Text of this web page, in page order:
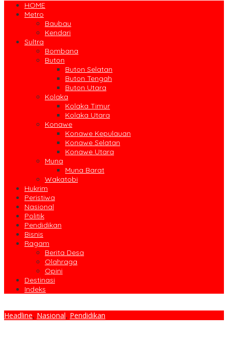
HOME
Metro
Baubau
Kendari
Sultra
Bombana
Buton
Buton Selatan
Buton Tengah
Buton Utara
Kolaka
Kolaka Timur
Kolaka Utara
Konawe
Konawe Kepulauan
Konawe Selatan
Konawe Utara
Muna
Muna Barat
Wakatobi
Hukrim
Peristiwa
Nasional
Politik
Pendidikan
Bisnis
Ragam
Berita Desa
Olahraga
Opini
Destinasi
Indeks
Headline, Nasional, Pendidikan